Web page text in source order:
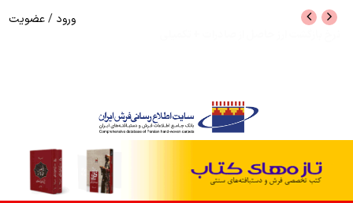
ورود /عضویت